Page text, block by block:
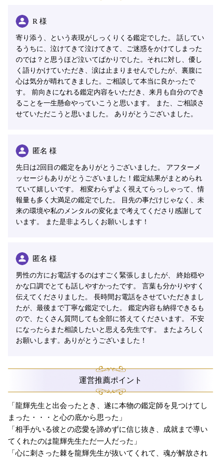
R 様
寄り添う、という表現がしっくりくる鑑定でした。 話してい
るうちに、泣けてきて泣けてきて、ご迷惑をかけてしまった
のでは？と思うほど泣いてばかりでした。それに対し、優し
く語りかけていただき、涙は止まりませんでしたが、裏腹に
心は気分が晴れてきました。ご相談して本当に良かったで
す。 前向きになれる鑑定内容をいただき、来月も自分のでき
ることを一生懸命やっていこうと思います。 また、ご相談さ
せていただこうと思いました。 ありがとうございました。
匿名 様
先日は2回目の鑑定をありがとうございました。 アフターメ
ッセージもありがとうございました！鑑定結果がまとめられ
ていて嬉しいです。 相変わらずよく視えてらっしゃって、情
報量も多く大満足の鑑定でした。 目先の事だけじゃなく、未
来の環境や私のメンタルの変化まで考えてくださり感謝して
います。 また是非よろしくお願いします！
匿名 様
男性の方にお電話するのはすごく緊張しましたが、 終始穏や
かな口調でとても話しやすかったです。 言葉も分かりやすく
伝えてくださりました。 長時間お電話をさせていただきまし
たが、最後まで丁寧な鑑定でした。 鑑定内容も納得できるも
ので、たくさん質問しても全部に答えてくださいます。 不安
になったらまた相談したいと思える先生です。 またよろしく
お願いします。ありがとうございました！
運営推薦ポイント
「龍輝先生と出会ったとき、遂に本物の鑑定師を見つけてし
まった・・・と心の底から思った」
「相手がいる彼との恋愛を諦めずに信じ抜き、成就まで導い
てくれたのは龍輝先生ただ一人だった」
「心に刺さった棘を龍輝先生が抜いてくれて、魂が解放され